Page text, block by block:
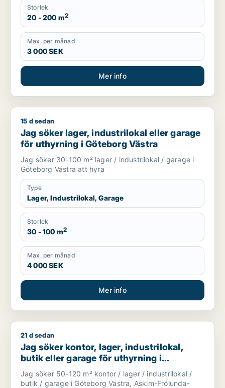
Storlek
20 - 200 m2
Max. per månad
3 000 SEK
Mer info
Jag söker lager, industrilokal eller garage för uthyrning i
15 d sedan
Jag söker lager, industrilokal eller garage
för uthyrning i Göteborg Västra
Jag söker 30-100 m² lager / industrilokal / garage i
Göteborg Västra att hyra
Type
Lager, Industrilokal, Garage
Storlek
30 - 100 m2
Max. per månad
4 000 SEK
Mer info
Jag söker kontor, lager, industrilokal, butik eller garage för
21 d sedan
Jag söker kontor, lager, industrilokal,
butik eller garage för uthyrning i
Göteborg Västra, Askim-Frölunda-
Högsbo eller Göteborg Centrum m.fl.
Jag söker 50-120 m² kontor / lager / industrilokal /
butik / garage i Göteborg Västra, Askim-Frölunda-